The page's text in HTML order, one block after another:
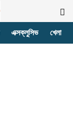
এক্সক্লুসিভ খেলা